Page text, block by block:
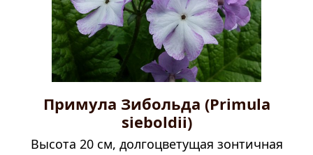
Примула Зибольда (Primula
sieboldii)
Высота 20 см, долгоцветущая зонтичная